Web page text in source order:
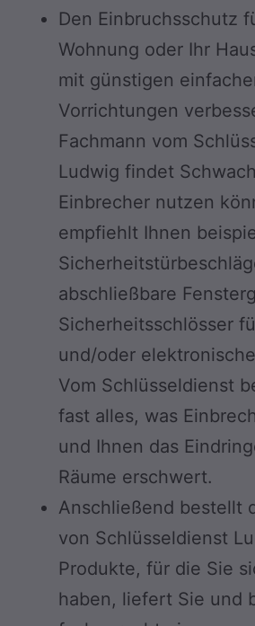
Den Einbruchsschutz
Wohnung oder Ihr
mit günstigen
Vorrichtungen
Fachmann vom
Ludwig findet
Einbrecher nutzen
empfiehlt Ihnen
abschließbare
Sicherheitsschlösser
und/oder
Vom Schlüsseldienst
fast alles, was
und Ihnen das
Räume erschwert.
Anschließend bestellt
von Schlüsseldienst
Produkte, für die Sie
haben, liefert Sie und